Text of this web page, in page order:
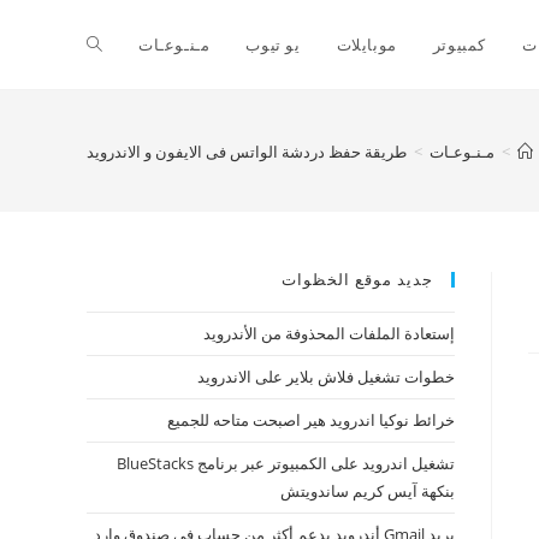
كمبيوتر موبايلات يو تيوب مـنـوعـات
> مـنـوعـات > طريقة حفظ دردشة الواتس فى الايفون و الاندرويد
جديد موقع الخظوات
إستعادة الملفات المحذوفة من الأندرويد
خطوات تشغيل فلاش بلاير على الاندرويد
خرائط نوكيا اندرويد هير اصبحت متاحه للجميع
تشغيل اندرويد على الكمبيوتر عبر برنامج BlueStacks
بنكهة آيس كريم ساندويتش
بريد Gmail أندرويد يدعم أكثر من حساب في صندوق وارد